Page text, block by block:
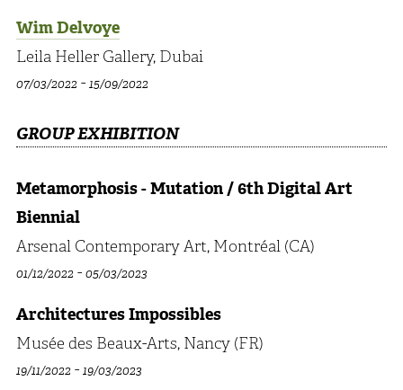
Wim Delvoye
Leila Heller Gallery, Dubai
07/03/2022 -15/09/2022
GROUP EXHIBITION
Metamorphosis - Mutation / 6th Digital Art
Biennial
Arsenal Contemporary Art, Montréal (CA)
01/12/2022 -05/03/2023
Architectures Impossibles
Musée des Beaux-Arts, Nancy (FR)
19/11/2022 -19/03/2023